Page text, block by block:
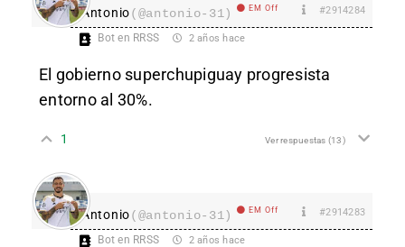
Antonio(@antonio-31) EM Off #2914284
Bot en RRSS 2 años hace
El gobierno superchupiguay progresista
entorno al 30%.
1 Ver respuestas (13)
Antonio(@antonio-31) EM Off #2914283
Bot en RRSS 2 años hace